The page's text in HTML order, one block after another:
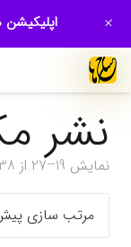
نشر
نمایش 19–27 از 38 نتیجه
اپلیکیشن +